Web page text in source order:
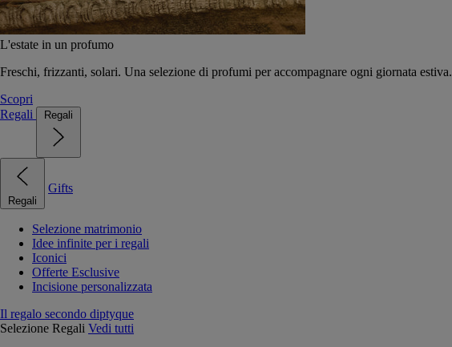
L'estate in un profumo
Freschi, frizzanti, solari. Una selezione di profumi per accompagnare ogni giornata estiva.
Scopri
Regali
Regali
Regali
Gifts
Selezione matrimonio
Idee infinite per i regali
Iconici
Offerte Esclusive
Incisione personalizzata
Il regalo secondo diptyque
Selezione Regali Vedi tutti